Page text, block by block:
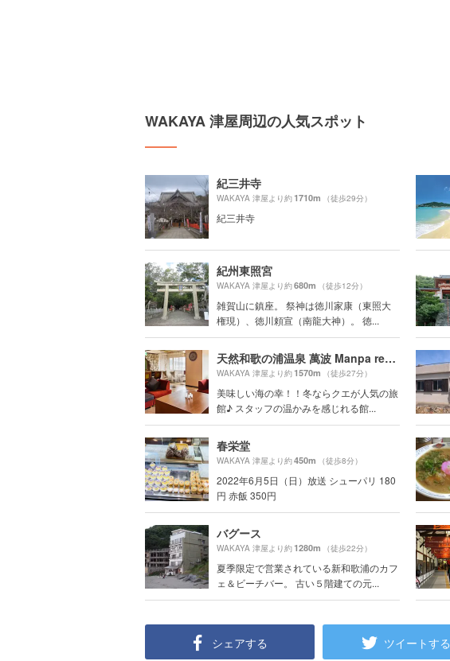
WAKAYA 津屋周辺の人気スポット
紀三井寺
WAKAYA 津屋より約1710m （徒歩29分）
紀三井寺
紀州東照宮
WAKAYA 津屋より約680m （徒歩12分）
雑賀山に鎮座。 祭神は徳川家康（東照大
権現）、徳川頼宣（南龍大神）。 徳...
天然和歌の浦温泉 萬波 Manpa resort
WAKAYA 津屋より約1570m （徒歩27分）
美味しい海の幸！！冬ならクエが人気の旅
館♪ スタッフの温かみを感じれる館...
春栄堂
WAKAYA 津屋より約450m （徒歩8分）
2022年6月5日（日）放送 シューパリ 180
円 赤飯 350円
バグース
WAKAYA 津屋より約1280m （徒歩22分）
夏季限定で営業されている新和歌浦のカフ
ェ＆ビーチバー。 古い５階建ての元...
シェアする ツイートする